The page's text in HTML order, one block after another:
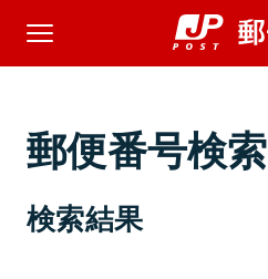
郵便番号検索
検索結果